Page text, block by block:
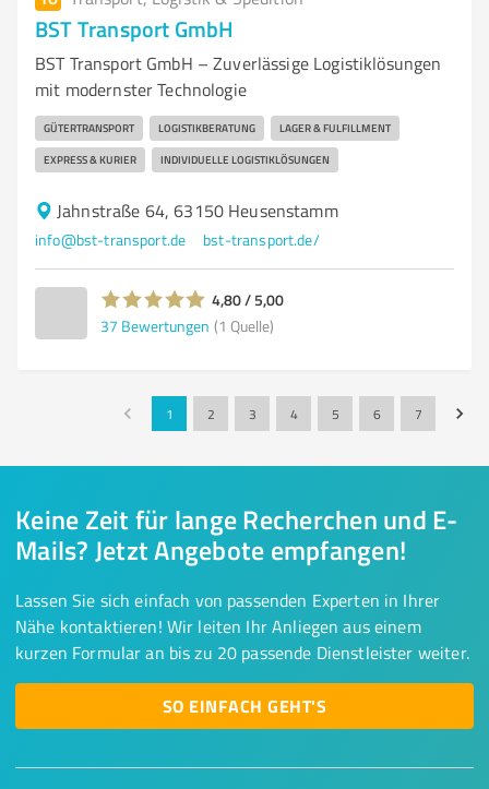
BST Transport GmbH
BST Transport GmbH – Zuverlässige Logistiklösungen
mit modernster Technologie
GÜTERTRANSPORT LOGISTIKBERATUNG LAGER & FULFILLMENT
EXPRESS & KURIER INDIVIDUELLE LOGISTIKLÖSUNGEN
Jahnstraße 64, 63150 Heusenstamm
info@bst-transport.de bst-transport.de/
4,80 / 5,00
37 Bewertungen (1 Quelle)
1 2 3 4 5 6 7
Keine Zeit für lange Recherchen und E-
Mails? Jetzt Angebote empfangen!
Lassen Sie sich einfach von passenden Experten in Ihrer
Nähe kontaktieren! Wir leiten Ihr Anliegen aus einem
kurzen Formular an bis zu 20 passende Dienstleister weiter.
SO EINFACH GEHT'S